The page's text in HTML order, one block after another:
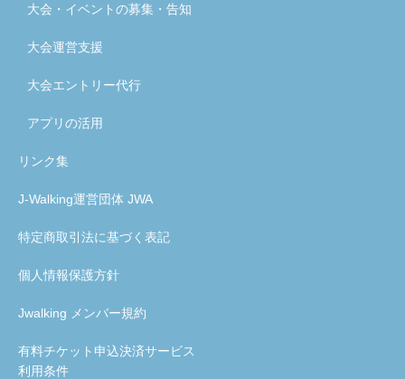
大会・イベントの募集・告知
大会運営支援
大会エントリー代行
アプリの活用
リンク集
J-Walking運営団体 JWA
特定商取引法に基づく表記
個人情報保護方針
Jwalking メンバー規約
有料チケット申込決済サービス
利用条件